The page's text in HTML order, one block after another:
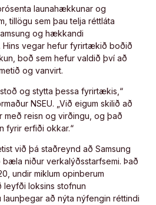
launahækkunar og
tillögu sem þau telja réttláta
og hækkandi
Hins vegar hefur fyrirtækið boðið
boð sem hefur valdið því að
og vanvirt.
og stytta þessa fyrirtækis,“
NSEU. „Við eigum skilið að
með reisn og virðingu, og það
fyrir erfiði okkar.“
við þá staðreynd að Samsung
bæla niður verkalýðsstarfsemi. Það
undir miklum opinberum
loksins stofnun
að nýta nýfengin réttindi